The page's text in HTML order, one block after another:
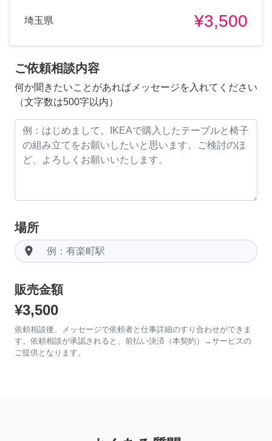
埼玉県 ¥3,500
ご依頼相談内容
何か聞きたいことがあればメッセージを入れてください
（文字数は500字以内）
場所
room
販売金額
¥3,500
依頼相談後、メッセージで依頼者と仕事詳細のすり合わせができま
す。依頼相談が承認されると、前払い決済（本契約）→サービスの
ご提供となります。